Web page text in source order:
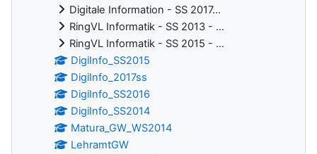
Digitale Information - SS 2017...
RingVL Informatik - SS 2013 - ...
RingVL Informatik - SS 2015 - ...
DigiInfo_SS2015
DigiInfo_2017ss
DigiInfo_SS2016
DigiInfo_SS2014
Matura_GW_WS2014
LehramtGW